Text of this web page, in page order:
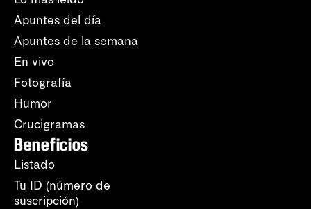
Apuntes del día
Apuntes de la semana
En vivo
Fotografía
Humor
Crucigramas
Beneficios
Listado
Tu ID (número de
suscripción)